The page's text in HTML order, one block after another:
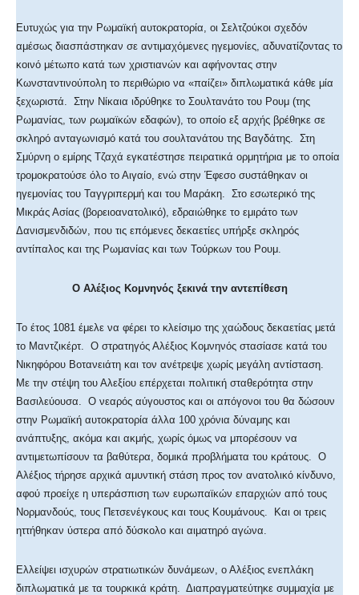
Ευτυχώς για την Ρωμαϊκή αυτοκρατορία, οι Σελτζούκοι σχεδόν
αμέσως διασπάστηκαν σε αντιμαχόμενες ηγεμονίες, αδυνατίζοντας το
κοινό μέτωπο κατά των χριστιανών και αφήνοντας στην
Κωνσταντινούπολη το περιθώριο να «παίζει» διπλωματικά κάθε μία
ξεχωριστά. Στην Νίκαια ιδρύθηκε το Σουλτανάτο του Ρουμ (της
Ρωμανίας, των ρωμαϊκών εδαφών), το οποίο εξ αρχής βρέθηκε σε
σκληρό ανταγωνισμό κατά του σουλτανάτου της Βαγδάτης. Στη
Σμύρνη ο εμίρης Τζαχά εγκατέστησε πειρατικά ορμητήρια με το οποία
τρομοκρατούσε όλο το Αιγαίο, ενώ στην Έφεσο συστάθηκαν οι
ηγεμονίας του Ταγγριπερμή και του Μαράκη. Στο εσωτερικό της
Μικράς Ασίας (βορειοανατολικό), εδραιώθηκε το εμιράτο των
Δανισμενδιδών, που τις επόμενες δεκαετίες υπήρξε σκληρός
αντίπαλος και της Ρωμανίας και των Τούρκων του Ρουμ.
Ο Αλέξιος Κομνηνός ξεκινά την αντεπίθεση
Το έτος 1081 έμελε να φέρει το κλείσιμο της χαώδους δεκαετίας μετά
το Μαντζικέρτ. Ο στρατηγός Αλέξιος Κομνηνός στασίασε κατά του
Νικηφόρου Βοτανειάτη και τον ανέτρεψε χωρίς μεγάλη αντίσταση.
Με την στέψη του Αλεξίου επέρχεται πολιτική σταθερότητα στην
Βασιλεύουσα. Ο νεαρός αύγουστος και οι απόγονοι του θα δώσουν
στην Ρωμαϊκή αυτοκρατορία άλλα 100 χρόνια δύναμης και
ανάπτυξης, ακόμα και ακμής, χωρίς όμως να μπορέσουν να
αντιμετωπίσουν τα βαθύτερα, δομικά προβλήματα του κράτους. Ο
Αλέξιος τήρησε αρχικά αμυντική στάση προς τον ανατολικό κίνδυνο,
αφού προείχε η υπεράσπιση των ευρωπαϊκών επαρχιών από τους
Νορμανδούς, τους Πετσενέγκους και τους Κουμάνους. Και οι τρεις
ηττήθηκαν ύστερα από δύσκολο και αιματηρό αγώνα.
Ελλείψει ισχυρών στρατιωτικών δυνάμεων, ο Αλέξιος ενεπλάκη
διπλωματικά με τα τουρκικά κράτη. Διαπραγματεύτηκε συμμαχία με